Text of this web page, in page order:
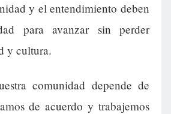
y el entendimiento deben
para avanzar sin perder
y cultura.
comunidad depende de
de acuerdo y trabajemos